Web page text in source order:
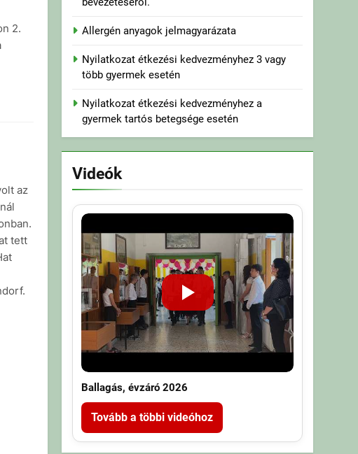
2.
az
tett
Allergén anyagok jelmagyarázata
Nyilatkozat étkezési kedvezményhez 3 vagy
több gyermek esetén
Nyilatkozat étkezési kedvezményhez a
gyermek tartós betegsége esetén
Videók
Ballagás, évzáró 2026
Tovább a többi videóhoz